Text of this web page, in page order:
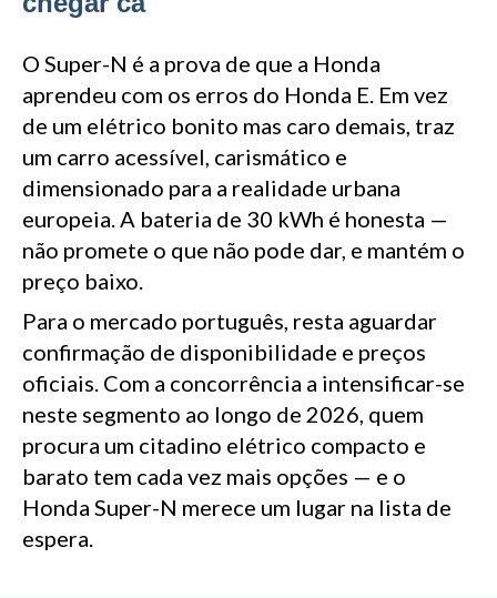
pela reputação de fiabilidade da Honda — vantagens
simula trocas de velocidade numa caixa de 7
altifalantes. A iluminação ambiente interior muda de
azul para roxo. É um conceito semelhante ao do
Hyundai Ioniq 5 N, mas adaptado a um citadino
compacto e leve.
O Super-N é a prova de que a Honda
aprendeu com os erros do Honda E. Em vez
de um elétrico bonito mas caro demais, traz
um carro acessível, carismático e
dimensionado para a realidade urbana
europeia. A bateria de 30 kWh é honesta —
não promete o que não pode dar, e mantém o
preço baixo.
Para o mercado português, resta aguardar
confirmação de disponibilidade e preços
oficiais. Com a concorrência a intensificar-se
neste segmento ao longo de 2026, quem
procura um citadino elétrico compacto e
barato tem cada vez mais opções — e o
Honda Super-N merece um lugar na lista de
espera.